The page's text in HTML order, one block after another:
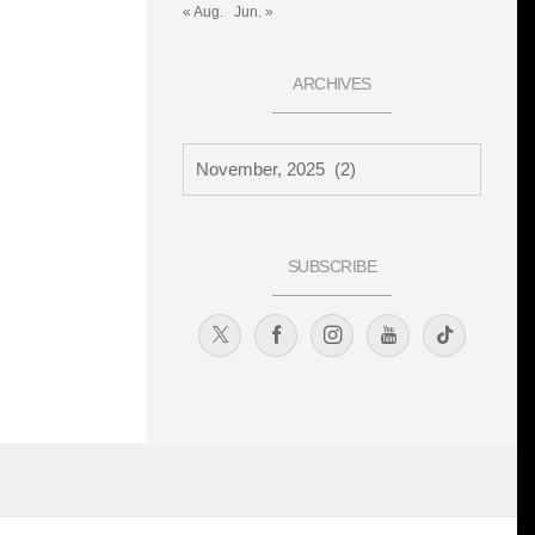
« Aug. Jun. »
ARCHIVES
SUBSCRIBE